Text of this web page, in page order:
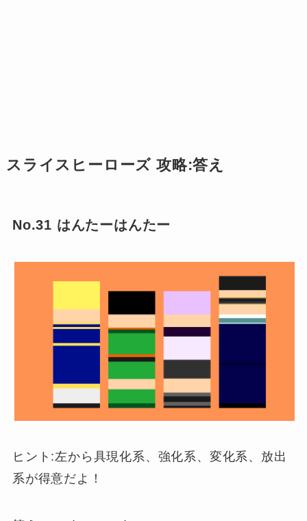
スライスヒーローズ 攻略:答え
No.31 はんたーはんたー
ヒント:左から具現化系、強化系、変化系、放出
系が得意だよ！